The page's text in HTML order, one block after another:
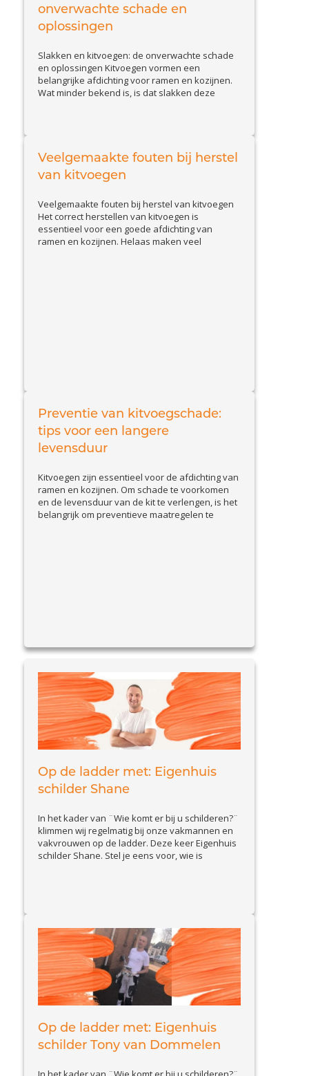
onverwachte schade en
oplossingen
Slakken en kitvoegen: de onverwachte schade
en oplossingen Kitvoegen vormen een
belangrijke afdichting voor ramen en kozijnen.
Wat minder bekend is, is dat slakken deze
hoe u schade door slakken herkent en welke
effectieve...View Article
Veelgemaakte fouten bij herstel
van kitvoegen
Veelgemaakte fouten bij herstel van kitvoegen
Het correct herstellen van kitvoegen is
essentieel voor een goede afdichting van
ramen en kozijnen. Helaas maken veel
Preventie van kitvoegschade:
tips voor een langere
levensduur
Kitvoegen zijn essentieel voor de afdichting van
ramen en kozijnen. Om schade te voorkomen
en de levensduur van de kit te verlengen, is het
belangrijk om preventieve maatregelen te
Op de ladder met: Eigenhuis
schilder Shane
In het kader van ¨Wie komt er bij u schilderen?¨
klimmen wij regelmatig bij onze vakmannen en
vakvrouwen op de ladder. Deze keer Eigenhuis
schilder Shane. Stel je eens voor, wie is
Op de ladder met: Eigenhuis
schilder Tony van Dommelen